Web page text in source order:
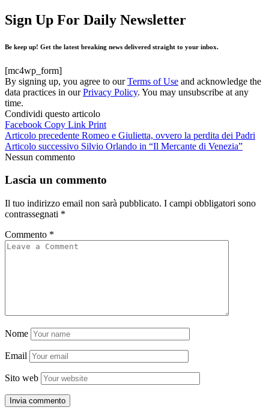
Sign Up For Daily Newsletter
Be keep up! Get the latest breaking news delivered straight to your inbox.
[mc4wp_form]
By signing up, you agree to ourTerms of Use and acknowledge the
data practices in ourPrivacy Policy. You may unsubscribe at any
time.
Condividi questo articolo
Facebook Copy Link Print
Articolo precedente Romeo e Giulietta, ovvero la perdita dei Padri
Articolo successivo Silvio Orlando in “Il Mercante di Venezia”
Nessun commento
Lascia un commento
Il tuo indirizzo email non sarà pubblicato. I campi obbligatori sono
contrassegnati *
Commento *
Nome
Email
Sito web